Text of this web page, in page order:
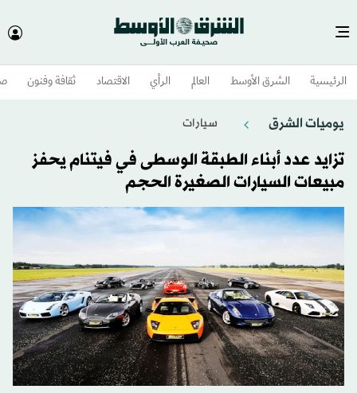
الرئيسية الشرق الأوسط​ العالم الرأي الاقتصاد ثقافة وفنون
يوميات الشرق سيارات
تزايد عدد أبناء الطبقة الوسطى في فيتنام يحفز
مبيعات السيارات الصغيرة الحجم